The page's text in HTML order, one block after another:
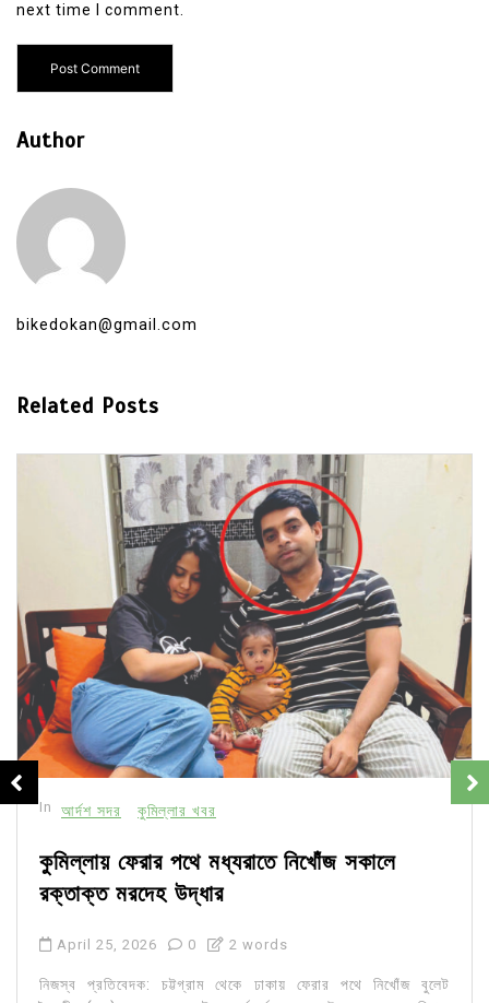
next time I comment.
Author
bikedokan@gmail.com
Related Posts
In আর্দশ সদর কুমিল্লার খবর
কুমিল্লায় ফেরার পথে মধ্যরাতে নিখোঁজ সকালে
রক্তাক্ত মরদেহ উদ্ধার
April 25, 2026 0 2 words
নিজস্ব প্রতিবেদক: চট্টগ্রাম থেকে ঢাকায় ফেরার পথে নিখোঁজ বুলেট